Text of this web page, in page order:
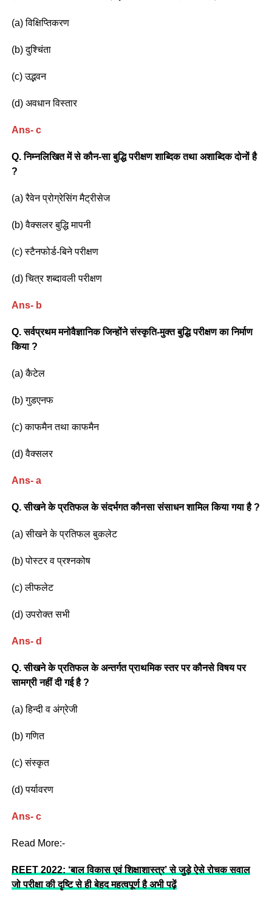
(a) विक्षिप्तिकरण
(b) दुश्चिंता
(c) उद्भवन
(d) अवधान विस्तार
Ans- c
Q. निम्नलिखित में से कौन-सा बुद्धि परीक्षण शाब्दिक तथा अशाब्दिक दोनों है
?
(a) रैवेन प्रोग्रेसिंग मैट्रीसेज
(b) वैक्सलर बुद्धि मापनी
(c) स्टैनफोर्ड-बिने परीक्षण
(d) चित्र शब्दावली परीक्षण
Ans- b
Q. सर्वप्रथम मनोवैज्ञानिक जिन्होंने संस्कृति-मुक्त बुद्धि परीक्षण का निर्माण
किया ?
(a) कैटेल
(b) गुडएनफ
(c) काफमैन तथा काफमैन
(d) वैक्सलर
Ans- a
Q. सीखने के प्रतिफल के संदर्भगत कौनसा संसाधन शामिल किया गया है ?
(a) सीखने के प्रतिफल बुकलेट
(b) पोस्टर व प्रश्नकोष
(c) लीफलेट
(d) उपरोक्त सभी
Ans- d
Q. सीखने के प्रतिफल के अन्तर्गत प्राथमिक स्तर पर कौनसे विषय पर
सामग्री नहीं दी गई है ?
(a) हिन्दी व अंग्रेजी
(b) गणित
(c) संस्कृत
(d) पर्यावरण
Ans- c
Read More:-
REET 2022: ‘बाल विकास एवं शिक्षाशास्त्र’ से जुड़े ऐसे रोचक सवाल
जो परीक्षा की दृष्टि से ही बेहद महत्वपूर्ण है अभी पढ़ें